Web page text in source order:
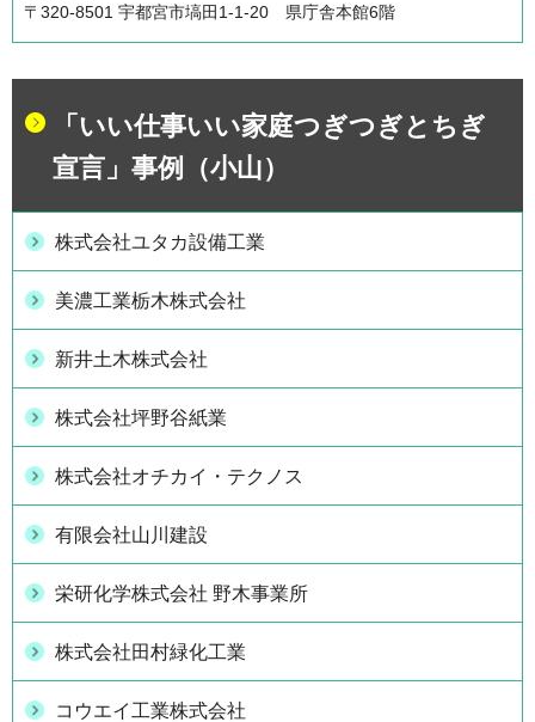
〒320-8501 宇都宮市塙田1-1-20 県庁舎本館6階
「いい仕事いい家庭つぎつぎとちぎ
宣言」事例（小山）
株式会社ユタカ設備工業
美濃工業栃木株式会社
新井土木株式会社
株式会社坪野谷紙業
株式会社オチカイ・テクノス
有限会社山川建設
栄研化学株式会社 野木事業所
株式会社田村緑化工業
コウエイ工業株式会社